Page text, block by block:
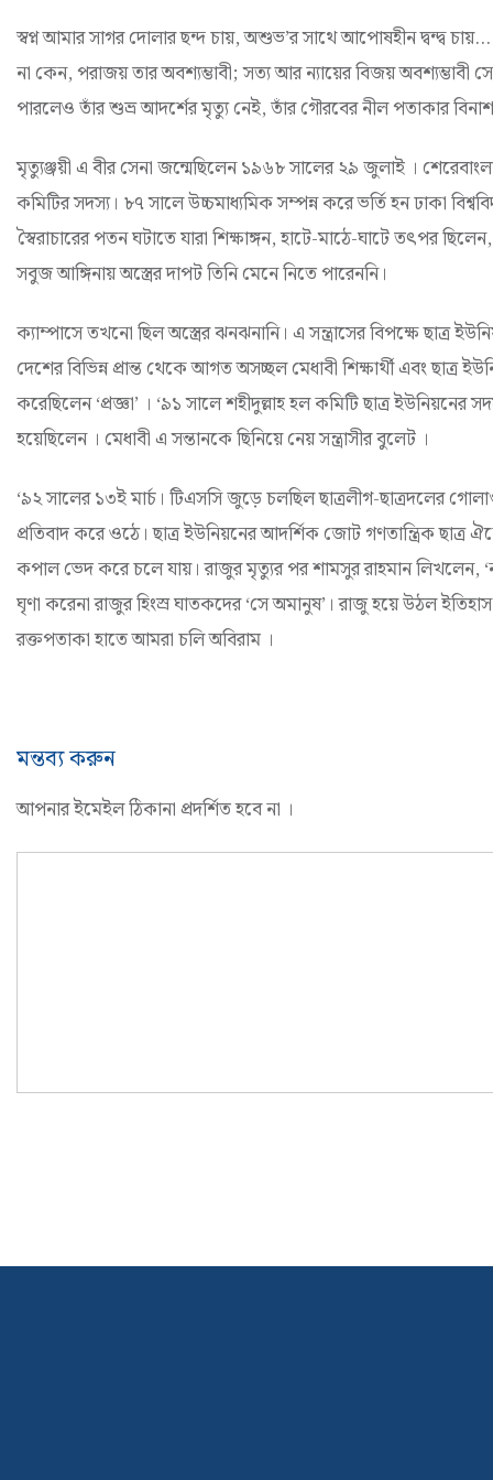
স্বপ্ন আমার সাগর দোলার ছন্দ চায়, অশুভ’র সাথে আপোষহীন দ্বন্দ্ব
না কেন, পরাজয় তার অবশ্যম্ভাবী; সত্য আর ন্যায়ের বিজয় অবশ্যম্ভাবী
পারলেও তাঁর শুভ্র আদর্শের মৃত্যু নেই, তাঁর গৌরবের নীল পতাকার
মৃত্যুঞ্জয়ী এ বীর সেনা জন্মেছিলেন ১৯৬৮ সালের ২৯ জুলাই ।
কমিটির সদস্য। ৮৭ সালে উচ্চমাধ্যমিক সম্পন্ন করে ভর্তি হন ঢাকা
স্বৈরাচারের পতন ঘটাতে যারা শিক্ষাঙ্গন, হাটে-মাঠে-ঘাটে তৎপর
সবুজ আঙ্গিনায় অস্ত্রের দাপট তিনি মেনে নিতে পারেননি।
ক্যাম্পাসে তখনো ছিল অস্ত্রের ঝনঝনানি। এ সন্ত্রাসের বিপক্ষে ছাত্র
দেশের বিভিন্ন প্রান্ত থেকে আগত অসচ্ছল মেধাবী শিক্ষার্থী এবং ছাত্র
করেছিলেন ‘প্রজ্ঞা’ । ‘৯১ সালে শহীদুল্লাহ হল কমিটি ছাত্র
হয়েছিলেন । মেধাবী এ সন্তানকে ছিনিয়ে নেয় সন্ত্রাসীর বুলেট ।
‘৯২ সালের ১৩ই মার্চ। টিএসসি জুড়ে চলছিল ছাত্রলীগ-ছাত্রদলের
প্রতিবাদ করে ওঠে। ছাত্র ইউনিয়নের আদর্শিক জোট গণতান্ত্রিক ছাত্র
কপাল ভেদ করে চলে যায়। রাজুর মৃত্যুর পর শামসুর রাহমান
ঘৃণা করেনা রাজুর হিংস্র ঘাতকদের ‘সে অমানুষ’। রাজু হয়ে উঠল
রক্তপতাকা হাতে আমরা চলি অবিরাম ।
মন্তব্য করুন
আপনার ইমেইল ঠিকানা প্রদর্শিত হবে না ।